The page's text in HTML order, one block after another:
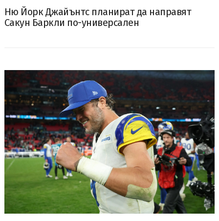
Ню Йорк Джайънтс планират да направят
Сакун Баркли по-универсален